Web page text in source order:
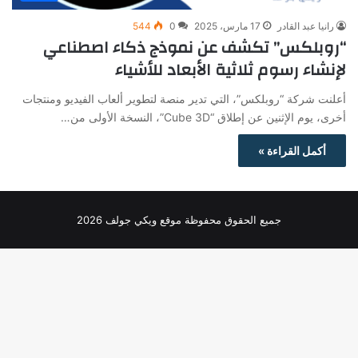
رانيا عبد القادر 17 مارس، 2025 0
544
“روبلكس” تكشف عن نموذج ذكاء اصطناعي
لإنشاء رسوم ثلاثية الأبعاد للأشياء
أعلنت شركة “روبلكس”، التي تدير منصة لتطوير ألعاب الفيديو ومنتجات
أخرى، يوم الإثنين عن إطلاق “Cube 3D”، النسخة الأولى من…
أكمل القراءة »
جميع الحقوق محفوظة موقع ويكي جولف 2026